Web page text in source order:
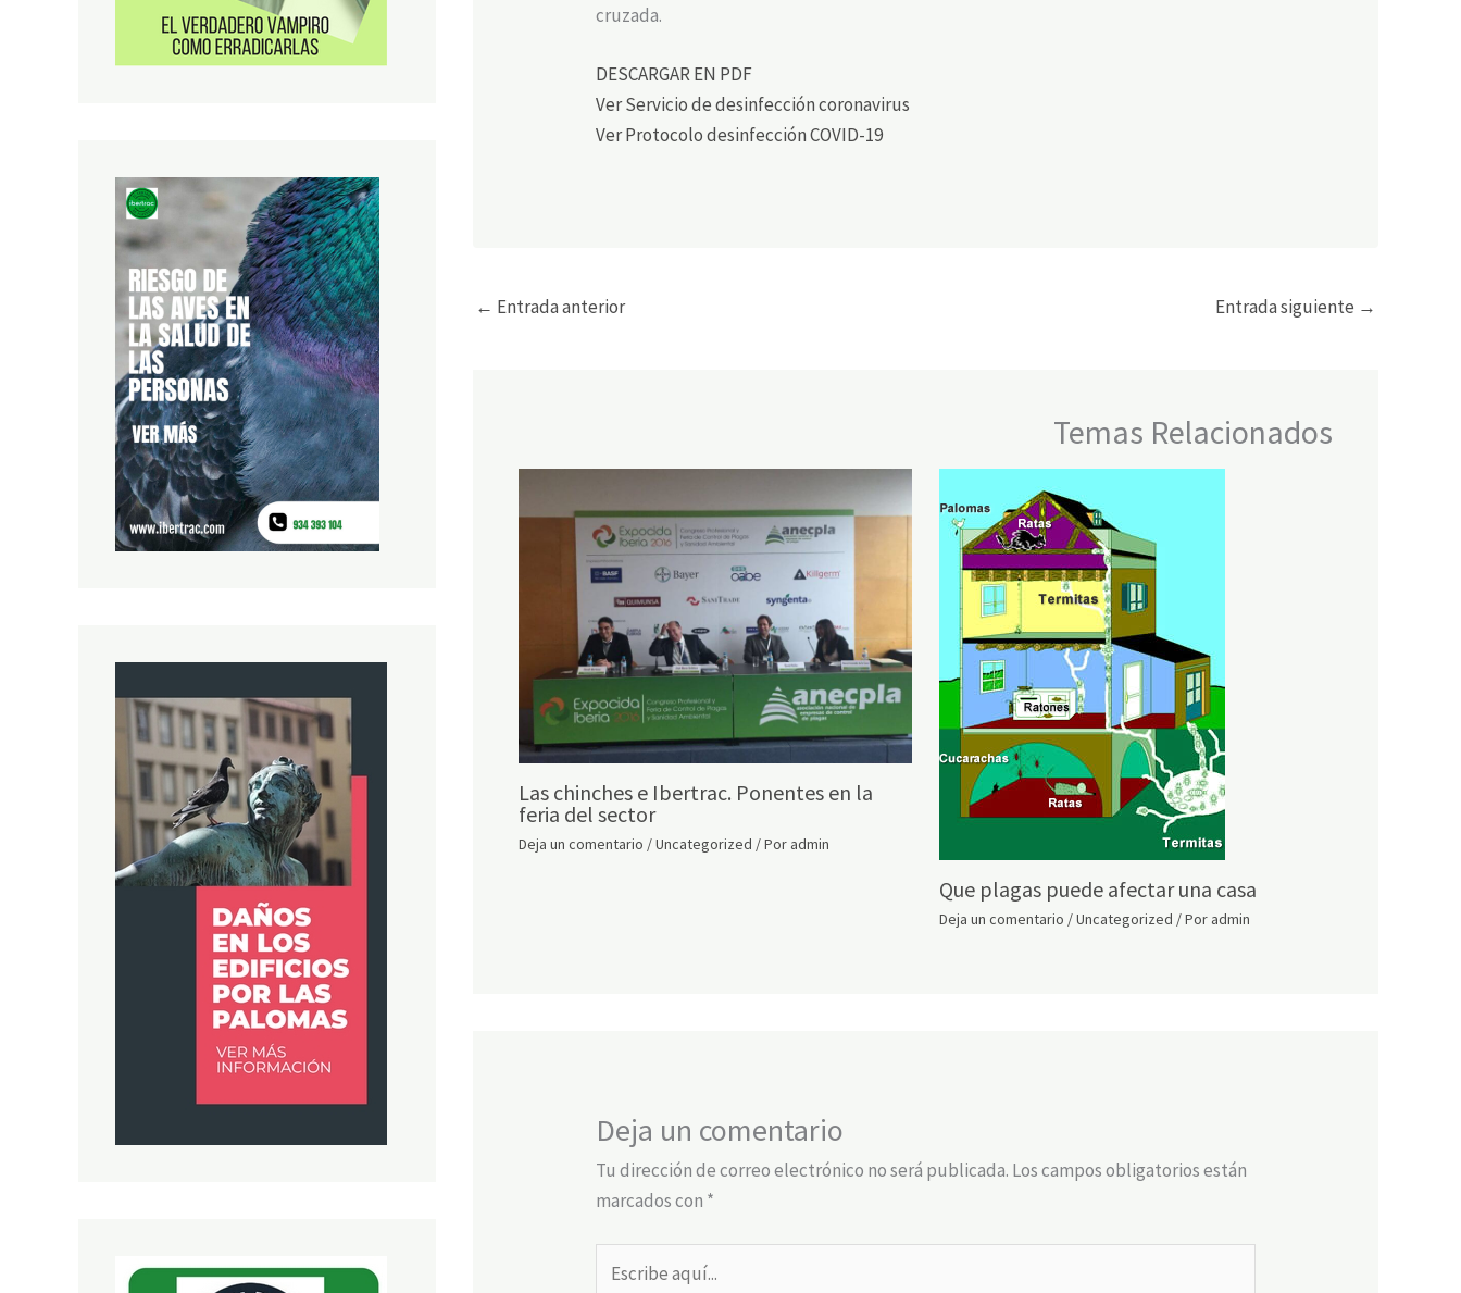
cruzada.
DESCARGAR EN PDF
Ver Servicio de desinfección coronavirus
Ver Protocolo desinfección COVID-19
← Entrada anterior Entrada siguiente →
Temas Relacionados
Las chinches e Ibertrac. Ponentes en la
feria del sector
Deja un comentario /Uncategorized / Por admin
Que plagas puede afectar una casa
Deja un comentario /Uncategorized / Por admin
Deja un comentario
Tu dirección de correo electrónico no será publicada. Los campos obligatorios están
marcados con *
aquí...